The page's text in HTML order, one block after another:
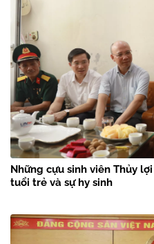
Những cựu sinh viên Thủy
tuổi trẻ và sự hy sinh